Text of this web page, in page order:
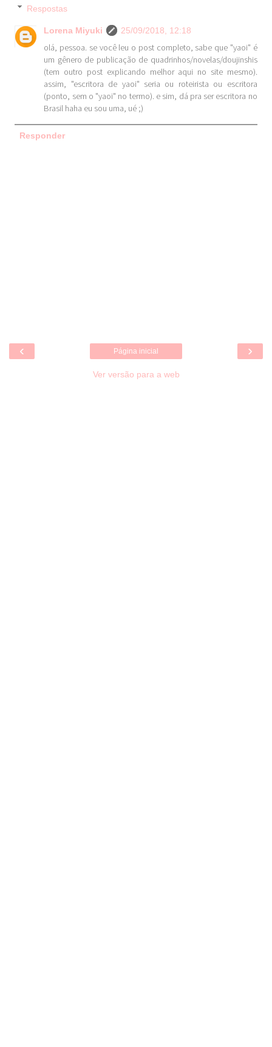
Respostas
Lorena Miyuki 25/09/2018, 12:18
olá, pessoa. se você leu o post completo, sabe que "yaoi" é
um gênero de publicação de quadrinhos/novelas/doujinshis
(tem outro post explicando melhor aqui no site mesmo).
assim, "escritora de yaoi" seria ou roteirista ou escritora
(ponto, sem o "yaoi" no termo). e sim, dá pra ser escritora no
Brasil haha eu sou uma, ué ;)
Responder
‹ ›
Página inicial
Ver versão para a web